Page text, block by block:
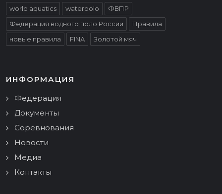
world aquatics waterpolo
ФВПР
Федерация водного поло России
Правила
новые правила
FINA Золотой мяч
ИНФОРМАЦИЯ
Федерация
Документы
Соревнования
Новости
Медиа
Контакты